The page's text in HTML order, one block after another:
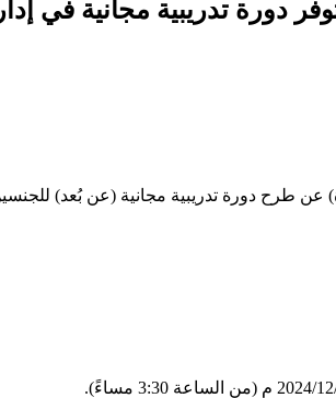
دورة تدريبية مجانية في
عن طرح دورة تدريبية مجانية (عن بُعد)